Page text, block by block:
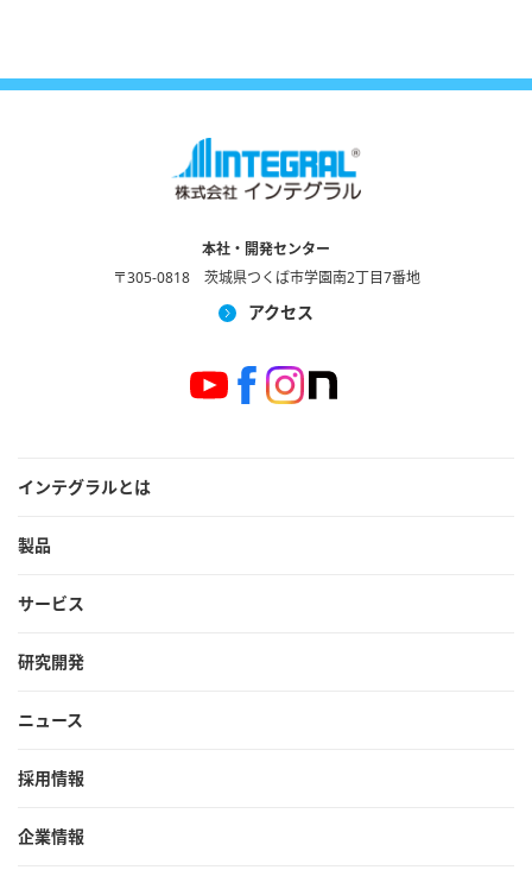
本社・開発センター
〒305-0818 茨城県つくば市学園南2丁目7番地
アクセス
インテグラルとは
製品
サービス
研究開発
ニュース
採用情報
企業情報